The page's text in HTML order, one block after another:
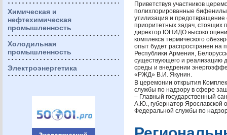
Химическая и
нефтехимическая
промышленность
Холодильная
промышленность
Электроэнергетика
Приветствуя участников
полихлорированные
утилизация и предотвращение
приоритетных задач,
директор ЮНИДО высоко
комплекса термического
опыт будет распространен на
Республики Армения,
существующего и реализацию
среды и внедрении
«РЖД» В.И. Якунин.
В церемонии открытия
службы по надзору в сфере
– Главный государственный
А.Ю., губернатор Ярославской
Федеральной службы по